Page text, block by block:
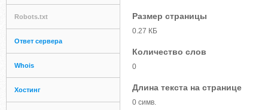
Robots.txt
Ответ сервера
Whois
Хостинг
Размер страницы
0.27 КБ
Количество слов
0
Длина текста на странице
0 симв.